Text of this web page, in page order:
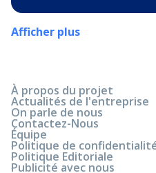
Afficher plus
À propos du projet
Actualités de l'entreprise
On parle de nous
Contactez-Nous
Équipe
Politique de
Politique Editoriale
Publicité avec nous